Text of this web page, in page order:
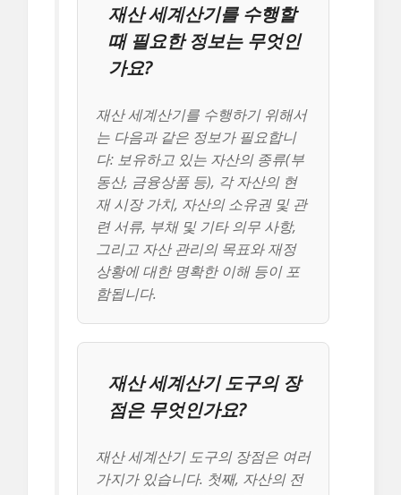
재산 세계산기를 수행할
때 필요한 정보는 무엇인
가요?
재산 세계산기를 수행하기 위해서
는 다음과 같은 정보가 필요합니
다: 보유하고 있는 자산의 종류(부
동산, 금융상품 등), 각 자산의 현
재 시장 가치, 자산의 소유권 및 관
련 서류, 부채 및 기타 의무 사항,
그리고 자산 관리의 목표와 재정
상황에 대한 명확한 이해 등이 포
함됩니다.
재산 세계산기 도구의 장
점은 무엇인가요?
재산 세계산기 도구의 장점은 여러
가지가 있습니다. 첫째, 자산의 전